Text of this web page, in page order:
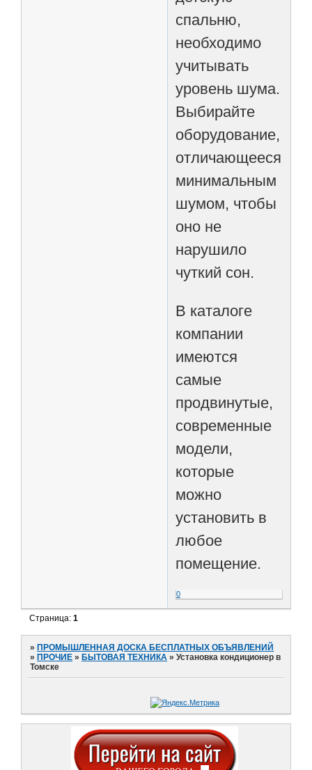
спальню,
необходимо
учитывать
уровень шума.
Выбирайте
оборудование,
отличающееся
минимальным
шумом, чтобы
оно не
нарушило
чуткий сон.
В каталоге
компании
имеются
самые
продвинутые,
современные
модели,
которые
можно
установить в
любое
помещение.
0
Страница:1
» ПРОМЫШЛЕННАЯ ДОСКА БЕСПЛАТНЫХ ОБЪЯВЛЕНИЙ
» ПРОЧИЕ » БЫТОВАЯ ТЕХНИКА »Установка кондиционер в
Томске